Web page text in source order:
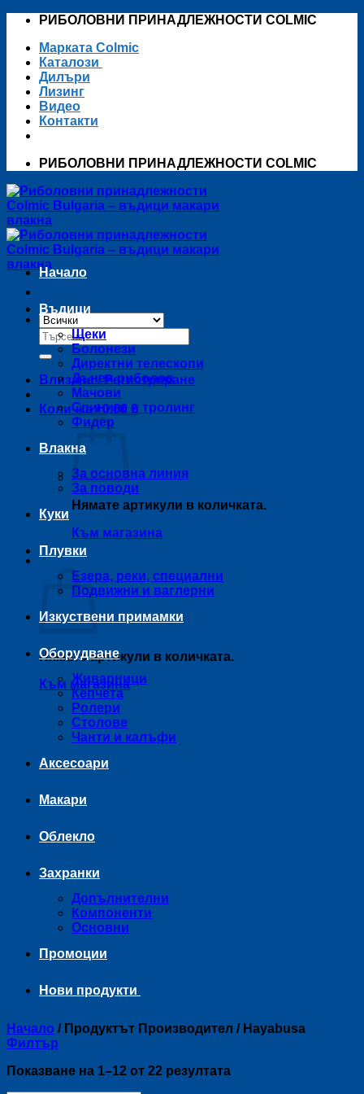
Skip
content
РИБОЛОВНИ ПРИНАДЛЕЖНОСТИ COLMIC
Марката Colmic
Каталози
Дилъри
Лизинг
Видео
Контакти
РИБОЛОВНИ ПРИНАДЛЕЖНОСТИ COLMIC
Търсене
за:
Влизане / Регистриране
Количка /0,00 €
Нямате артикули в количката.
Към магазина
Количка
Нямате артикули в количката.
Към магазина
Начало
Въдици
Щеки
Болонези
Директни телескопи
Дънен риболов
Мачови
Спининг и тролинг
Фидер
Влакна
За основна линия
За поводи
Куки
Плувки
Езера, реки, специални
Подвижни и ваглерни
Изкуствени примамки
Оборудване
Живарници
Кепчета
Ролери
Столове
Чанти и калъфи
Аксесоари
Макари
Облекло
Захранки
Допълнителни
Компоненти
Основни
Промоции
Нови продукти
Начало /Продуктът Производител /Hayabusa
Филтър
Показване на 1–12 от 22 резултата